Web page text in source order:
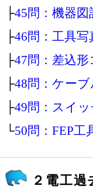
├45問：機器図
├46問：工具写
├47問：差込形
├48問：ケーブ
├49問：スイ
└50問：FEP工
２電工過